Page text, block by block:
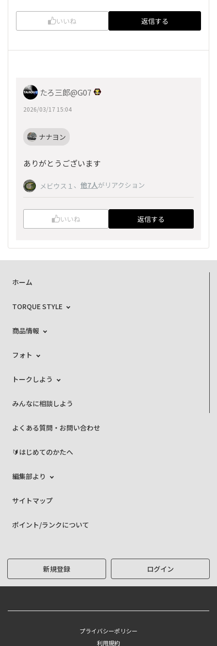
いいね 返信する
たろ三郎@G07
2026/03/17 15:04
ナナヨン
ありがとうございます
メビウス１ 、 他7人がリアクション
いいね 返信する
ホーム
TORQUE STYLE
商品情報
フォト
トークしよう
みんなに相談しよう
よくある質問・お問い合わせ
🔰はじめてのかたへ
編集部より
サイトマップ
ポイント/ランクについて
新規登録 ログイン
プライバシーポリシー
利用規約